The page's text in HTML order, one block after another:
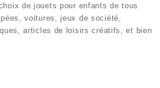
de jouets pour enfants de tous
voitures, jeux de société,
articles de loisirs créatifs, et bien